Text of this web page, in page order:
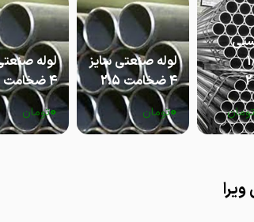
لوله صنعتی سایز
4 ضخامت 2.5
0تومان
لوله
4 ضخامت 2
0تومان